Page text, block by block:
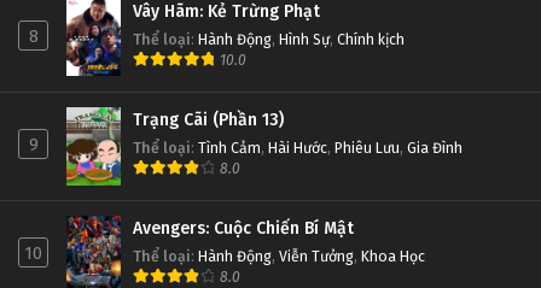
8
Vây Hãm: Kẻ Trừng Phạt
Thể loại: Hành Động, Hình Sự, Chính kịch
10.0
9
Trạng Cãi (Phần 13)
Thể loại: Tình Cảm, Hài Hước, Phiêu Lưu, Gia Đình
8.0
10
Avengers: Cuộc Chiến Bí Mật
Thể loại: Hành Động, Viễn Tưởng, Khoa Học
8.0